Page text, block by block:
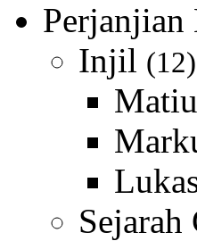
Perjanjian
Injil (12)
Sejarah